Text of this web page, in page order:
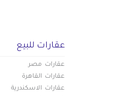
عقارات للبيع
عقارات مصر
عقارات القاهرة
عقارات الاسكندرية